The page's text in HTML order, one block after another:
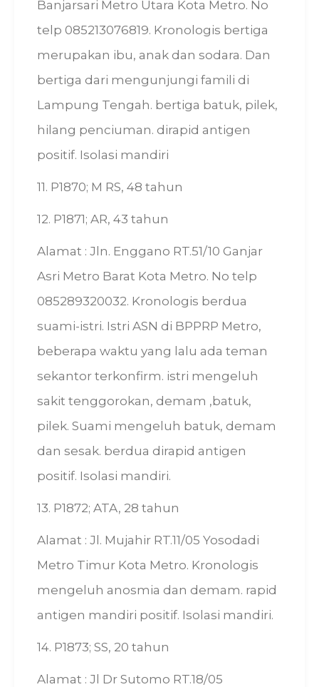
Banjarsari Metro Utara Kota Metro. No
telp 085213076819. Kronologis bertiga
merupakan ibu, anak dan sodara. Dan
bertiga dari mengunjungi famili di
Lampung Tengah. bertiga batuk, pilek,
hilang penciuman. dirapid antigen
positif. Isolasi mandiri
11. P1870; M RS, 48 tahun
12. P1871; AR, 43 tahun
Alamat : Jln. Enggano RT.51/10 Ganjar
Asri Metro Barat Kota Metro. No telp
085289320032. Kronologis berdua
suami-istri. Istri ASN di BPPRP Metro,
beberapa waktu yang lalu ada teman
sekantor terkonfirm. istri mengeluh
sakit tenggorokan, demam ,batuk,
pilek. Suami mengeluh batuk, demam
dan sesak. berdua dirapid antigen
positif. Isolasi mandiri.
13. P1872; ATA, 28 tahun
Alamat : Jl. Mujahir RT.11/05 Yosodadi
Metro Timur Kota Metro. Kronologis
mengeluh anosmia dan demam. rapid
antigen mandiri positif. Isolasi mandiri.
14. P1873; SS, 20 tahun
Alamat : Jl Dr Sutomo RT.18/05